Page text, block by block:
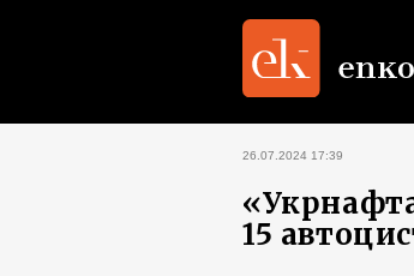
26.07.2024 17:39
15